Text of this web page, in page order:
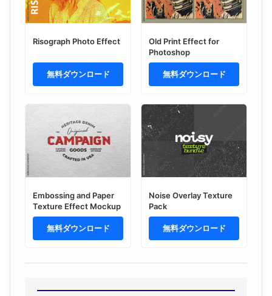
Risograph Photo Effect
無料ダウンロード
Old Print Effect for
Photoshop
無料ダウンロード
Embossing and Paper
Texture Effect Mockup
無料ダウンロード
Noise Overlay Texture
Pack
無料ダウンロード